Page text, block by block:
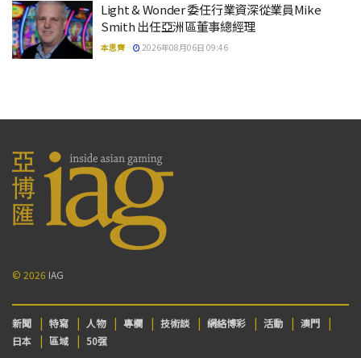
Light & Wonder 委任行業資深從業員Mike
Smith 出任亞洲區董事總經理
本思齊 2026年08月06日 09:46
© 2026 IAG
新聞 特寫 人物 專欄 技術談 網絡博彩 活動
澳門
日本
區域 50强